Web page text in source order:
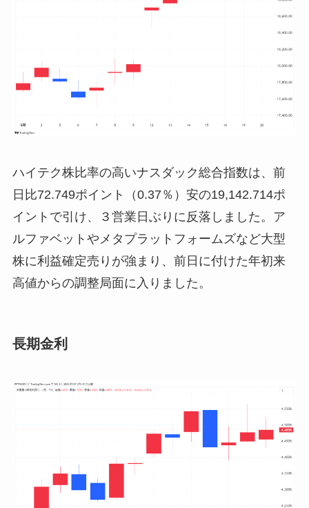
ハイテク株比率の高いナスダック総合指数は、前
日比72.749ポイント（0.37％）安の19,142.714ポ
イントで引け、３営業日ぶりに反落しました。ア
ルファベットやメタプラットフォームズなど大型
株に利益確定売りが強まり、前日に付けた年初来
高値からの調整局面に入りました。
長期金利